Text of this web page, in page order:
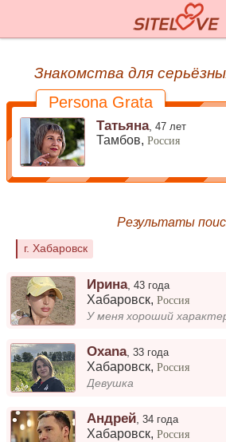
Знакомства для
Persona Grata
Татьяна,47 лет
Тамбов,Россия
Результаты
г. Хабаровск
Ирина,43 года
Хабаровск,Россия
Oxana,33 года
Хабаровск,Россия
Девушка
Андрей,34 года
Хабаровск,Россия